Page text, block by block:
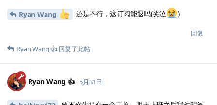
Ryan Wang 还是不行，这订阅能退吗(哭泣 )
回复
Ryan Wang 👍 回复了此帖
Ryan Wang 👍 5月31日